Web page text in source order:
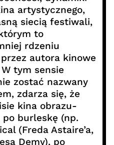
artystycznego,
siecią festiwali,
to
rdzeniu
autora kinowe
tym sensie
zostać nazwany
zdarza się, że
kina obrazu-
po burleskę (np.
(Freda Astaire’a,
Demy), po